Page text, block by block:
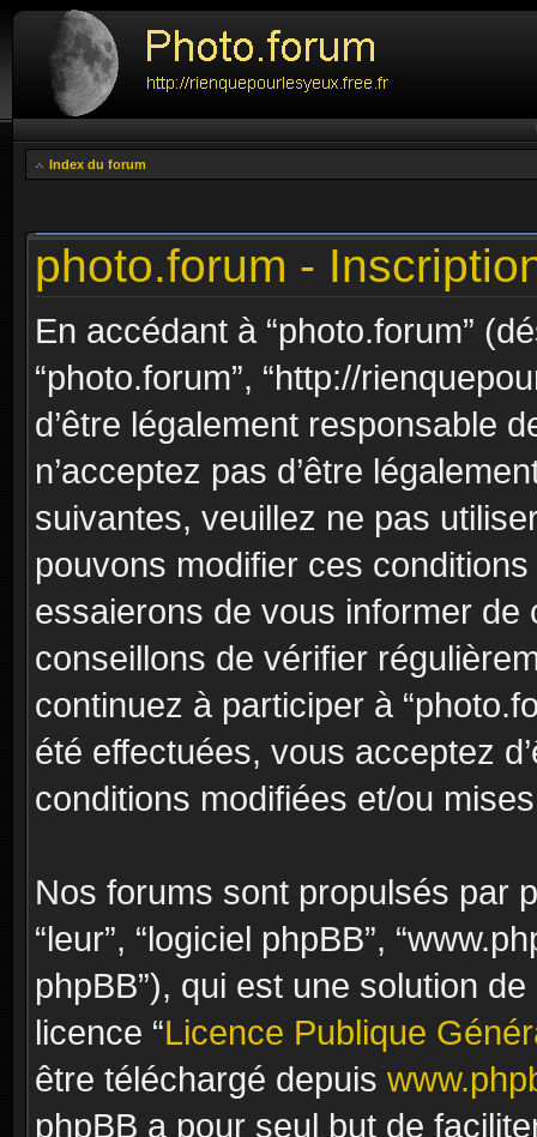
Index du forum
photo.forum -
En accédant à “photo.forum”
“photo.forum”, “http://
d’être légalement responsable
n’acceptez pas d’être
suivantes, veuillez ne pas
pouvons modifier ces
essaierons de vous informer
conseillons de vérifier
continuez à participer à
été effectuées, vous acceptez
conditions modifiées et/ou
Nos forums sont propulsés par
“leur”, “logiciel phpBB”,
phpBB”), qui est une solution
licence “Licence Publique
être téléchargé depuis
phpBB a pour seul but de